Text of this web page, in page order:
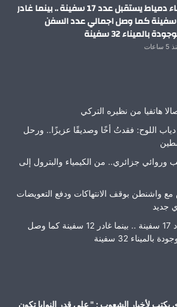
ميناء دمياط يستقبل عدد 17 سفينة .. بينما غادر
12 سفينة كما وصل اجمالي عدد السفن
بالميناء 32 سفينة
ساعات
هاتفيا من نظيره التركي
اللوح: فقدتُ أخًا وصديقًا عزيزًا.. ورحل
وروائي جزائري.. من الكيمياء والبترول إلى
واشنطن بوقف الانتهاكات ودفع التعويضات
جديد
ميناء دمياط يستقبل عدد 17 سفينة .. بينما غادر 12 سفينة كما وصل
32 سفينة
لأخبار الشعوب : " على قدر النوايا تكون